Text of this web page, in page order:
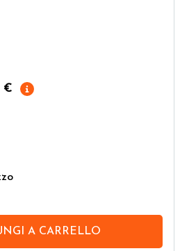
€
A CARRELLO